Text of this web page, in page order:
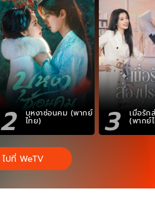
2 บุหงาซ่อนคม (พากย์
ไทย) 3 เมื่อรัก
(พากย์
ไปที่ WeTV